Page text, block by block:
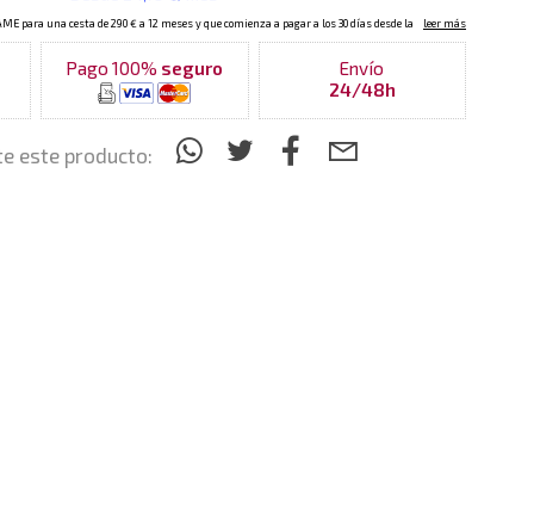
Pago 100% seguro
Envío
24/48h
este producto: